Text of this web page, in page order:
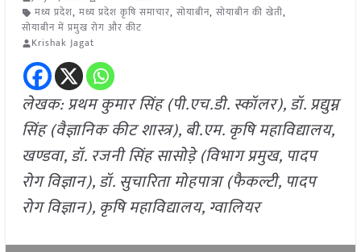
मध्य प्रदेश, मध्य प्रदेश कृषि समाचार, सोयाबीन, सोयाबीन की खेती,
सोयाबीन में प्रमुख रोग और कीट
Krishak Jagat
लेखक: प्रथम कुमार सिंह (पी.एच.डी. स्कॉलर), डॉ. प्रद्युम्न
सिंह (वैज्ञानिक कीट शास्त्र), बी.एम. कृषि महाविद्यालय,
खण्डवा, डॉ. रजनी सिंह सासोडे़ (विभाग प्रमुख, पादप
रोग विज्ञान), डॉ. सुचारिता मोहपात्रा (फैकल्टी, पादप
रोग विज्ञान), कृषि महाविद्यालय, ग्वालियर